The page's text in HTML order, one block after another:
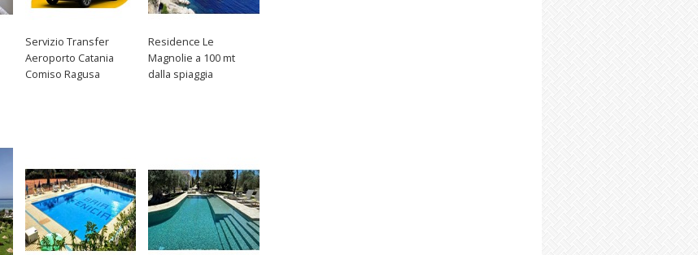
Servizio Transfer
Aeroporto Catania
Comiso Ragusa
Residence Le
Magnolie a 100 mt
dalla spiaggia